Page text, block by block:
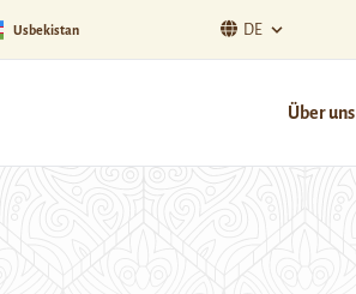
Usbekistan DE
Über uns